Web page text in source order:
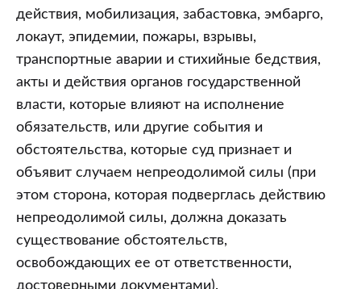
действия, мобилизация, забастовка, эмбарго,
локаут, эпидемии, пожары, взрывы,
транспортные аварии и стихийные бедствия,
акты и действия органов государственной
власти, которые влияют на исполнение
обязательств, или другие события и
обстоятельства, которые суд признает и
объявит случаем непреодолимой силы (при
этом сторона, которая подверглась действию
непреодолимой силы, должна доказать
существование обстоятельств,
освобождающих ее от ответственности,
достоверными документами).